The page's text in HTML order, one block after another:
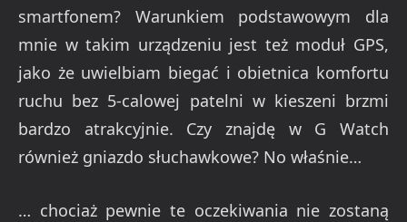
smartfonem? Warunkiem podstawowym dla
mnie w takim urządzeniu jest też moduł GPS,
jako że uwielbiam biegać i obietnica komfortu
ruchu bez 5-calowej patelni w kieszeni brzmi
bardzo atrakcyjnie. Czy znajdę w G Watch
również gniazdo słuchawkowe? No właśnie…
… chociaż pewnie te oczekiwania nie zostaną